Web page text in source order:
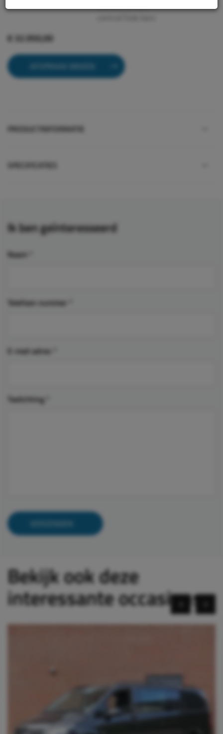
€ 32.950,00
AFSPRAAK MAKEN
PRODUCTINFORMATIE
SPECIFICATIES
Ik ben geïnteresseerd
Naam
Telefoon nummer
E-mail adres
Toelichting
Bekijk ook deze
interessante occasions